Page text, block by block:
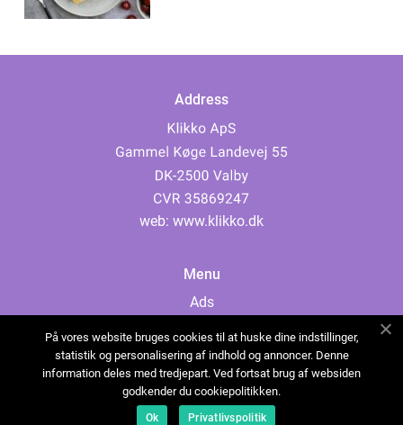
Address
web: www.klikko.dk
Menu
Ads
Cookies
Contact
Sitemap
På vores website bruges cookies til at huske dine indstillinger,
statistik og personalisering af indhold og annoncer. Denne
information deles med tredjepart. Ved fortsat brug af websiden
godkender du cookiepolitikken.
Ok Privatlivspolitik